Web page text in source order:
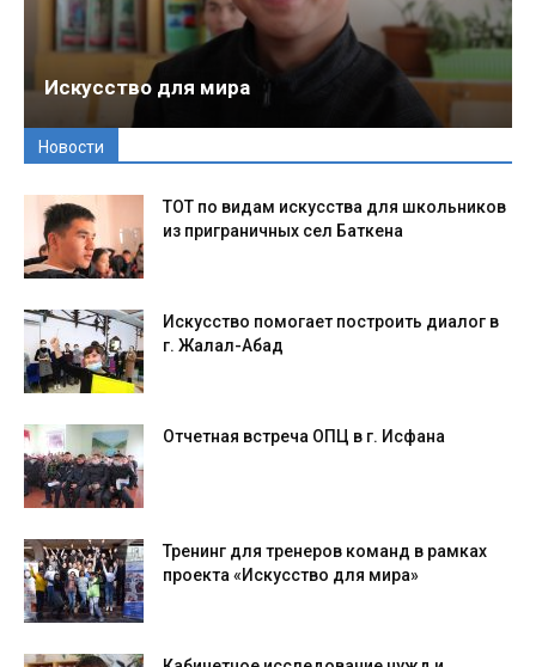
Искусство для мира
Новости
ТОТ по видам искусства для школьников
из приграничных сел Баткена
Искусство помогает построить диалог в
г. Жалал-Абад
Отчетная встреча ОПЦ в г. Исфана
Тренинг для тренеров команд в рамках
проекта «Искусство для мира»